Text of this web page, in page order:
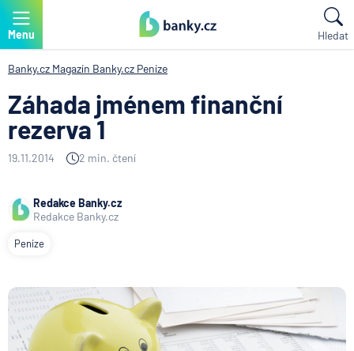
Menu Hledat
Banky.cz Magazín Banky.cz Peníze
Záhada jménem finanční
rezerva 1
19.11.2014 2 min. čtení
Redakce Banky.cz
Redakce Banky.cz
Peníze